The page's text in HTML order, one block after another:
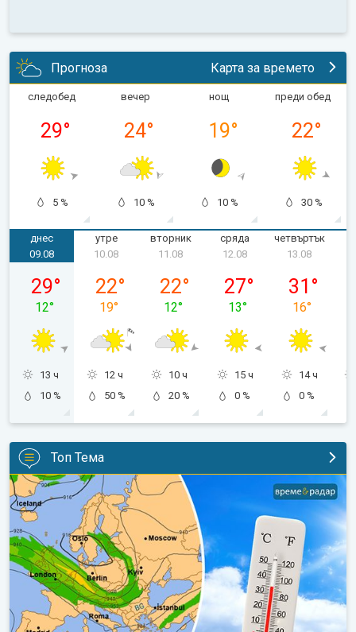
Прогноза Карта за времето
следобед
29°
5 %
вечер
24°
10 %
нощ
19°
10 %
преди обед
22°
30 %
днес
неделя, 09.08
09.08
29°
12°
13 ч
10 %
утре
10.08
22°
19°
12 ч
50 %
вторник
11.08
22°
12°
10 ч
20 %
сряда
12.08
27°
13°
15 ч
0 %
четвъртък
13.08
31 °
16°
14 ч
0 %
Топ Тема
Горещо време с кратки захлаждания. Дългосрочна